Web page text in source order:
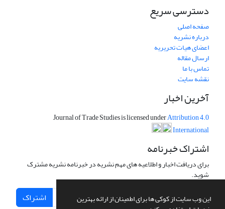
این وب سایت از کوکی ها برای اطمینان از ارائه بهترین
دسترسی سریع
صفحه اصلی
درباره نشریه
اعضای هیات تحریریه
ارسال مقاله
تماس با ما
نقشه سایت
آخرین اخبار
Journal of Trade Studies is licensed underAttribution 4.0
International
اشتراک خبرنامه
برای دریافت اخبار و اطلاعیه های مهم نشریه در خبرنامه نشریه مشترک
شوید.
اشتراک